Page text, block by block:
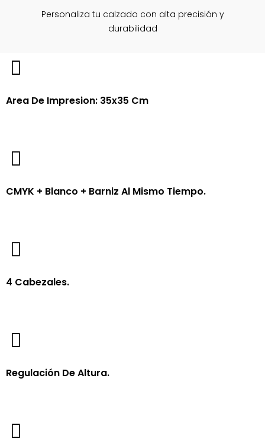
Personaliza tu calzado con alta precisión y
durabilidad
Area De Impresion: 35x35 Cm
CMYK + Blanco + Barniz Al Mismo Tiempo.
4 Cabezales.
Regulación De Altura.